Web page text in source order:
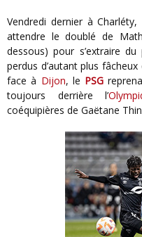
Vendredi dernier à
attendre le doublé de
dessous) pour s’extraire
perdus d’autant plus
face à Dijon, le PSG
toujours derrière l’
coéquipières de Gaëtane